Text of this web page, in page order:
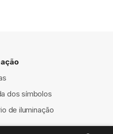
dos símbolos
de iluminação